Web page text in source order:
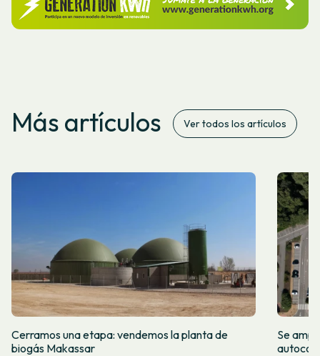
Más artículos Ver todos los artículos
Cerramos una etapa: vendemos la planta de
biogás Makassar
Se